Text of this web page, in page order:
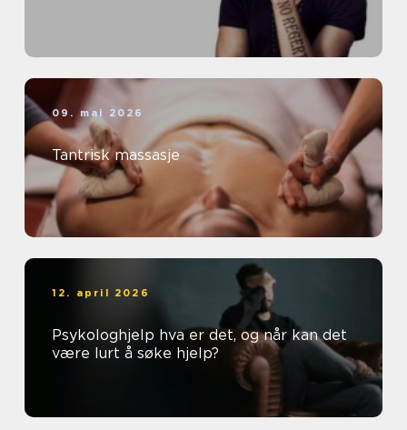
09. mai 2026
Tantrisk massasje
12. april 2026
Psykologhjelp hva er det, og når kan det
være lurt å søke hjelp?